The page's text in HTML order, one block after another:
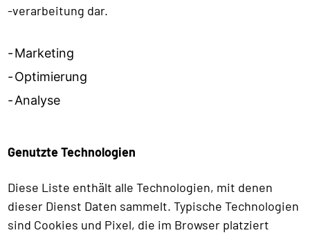
-verarbeitung dar.
Marketing
Optimierung
Analyse
Genutzte Technologien
Diese Liste enthält alle Technologien, mit denen
dieser Dienst Daten sammelt. Typische Technologien
sind Cookies und Pixel, die im Browser platziert